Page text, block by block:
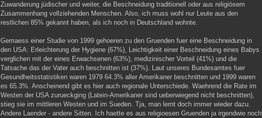
Zuwanderung jüdischer und weiter, die Beschneidung traditionell oder aus religiösem
Zusammenhang vollziehenden Menschen. Also, ich muss wohl nur Leute aus den
restlichen 85% gekannt haben, als ich noch in Deutschland wohnte.
Gemaess einer Studie von 1999 gehoeren zu den Gruenden fuer eine Beschneidung in
den USA: Erleichterung der Hygiene (67%), Leichtigkeit einer Beschneidung eines Babys
verglichen mit der eines Erwachsenen (63%), medizinischer Vorteil (41%) und die
Tatsache das der Vater auch beschnitten ist (37%). Laut unseres Bundesamtes fuer
Gesundheitsstatistiken waren 1979 64.3% aller Amerikaner beschnitten und 1999 waren
es 65.3%. Anscheinend gibt es hier auch regionale Unterschiede. Waehrend die Rate im
Westen der USA zurueckging (Latein-Amerikaner sind ueberwiegend nicht beschnitten),
stieg sie im mittleren Westen und im Sueden. Tja, man lernt doch immer wieder dazu.
Andere Laender - andere Sitten. Ich haette es aus religioesen Gruenden ja irgendwie noch